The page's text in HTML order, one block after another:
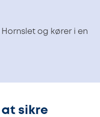
Hornslet og kører i en
at sikre